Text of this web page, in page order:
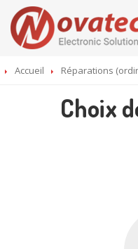
ACCUEIL
Accueil Réparations
Choix